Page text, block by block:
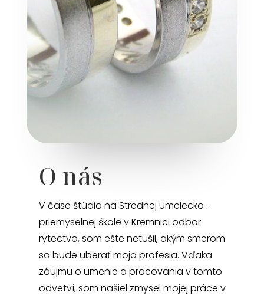
O nás
V čase štúdia na Strednej umelecko-
priemyselnej škole v Kremnici odbor
rytectvo, som ešte netušil, akým smerom
sa bude uberať moja profesia. Vďaka
záujmu o umenie a pracovania v tomto
odvetví, som našiel zmysel mojej práce v